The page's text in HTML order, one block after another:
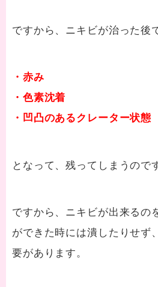
ですから、ニキビが治った後
・赤み
・色素沈着
・凹凸のあるクレーター状態
となって、残ってしまうので
ですから、ニキビが出来るの
ができた時には潰したりせず
要があります。